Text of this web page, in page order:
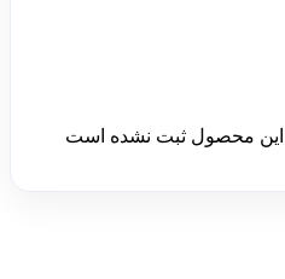
این محصول ثبت نشده است